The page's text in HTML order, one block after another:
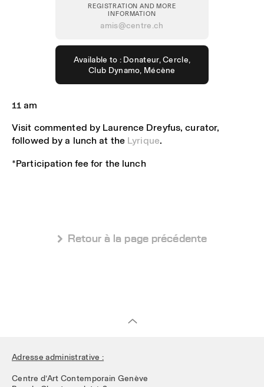
REGISTRATION AND MORE
INFORMATION
amis@centre.ch
Available to : Donateur, Cercle,
Club Dynamo, Mécène
11 am
Visit commented by Laurence Dreyfus, curator,
followed by a lunch at the Lyrique.
*Participation fee for the lunch
 Retour à la page précédente
Adresse administrative :
Centre d’Art Contemporain Genève